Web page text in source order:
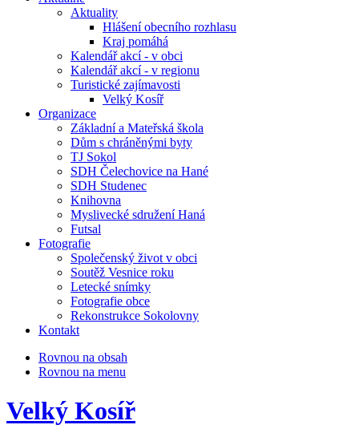
Aktuality
Hlášení obecního rozhlasu
Kraj pomáhá
Kalendář akcí - v obci
Kalendář akcí - v regionu
Turistické zajímavosti
Velký Kosíř
Organizace
Základní a Mateřská škola
Dům s chráněnými byty
TJ Sokol
SDH Čelechovice na Hané
SDH Studenec
Knihovna
Myslivecké sdružení Haná
Futsal
Fotografie
Společenský život v obci
Soutěž Vesnice roku
Letecké snímky
Fotografie obce
Rekonstrukce Sokolovny
Kontakt
Rovnou na obsah
Rovnou na menu
Velký Kosíř